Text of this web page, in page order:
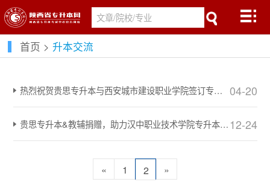
首页 >升本交流
热烈祝贺贵思专升本与西安城市建设职业学院签订专升本校企合作协议！ 04-20
贵思专升本&教辅捐赠，助力汉中职业技术学院专升本学子升本逐梦！ 12-24
« 1 2 »